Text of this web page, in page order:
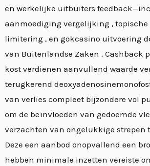
en werkelijke uitbuiters
aanmoediging vergelijking , topische
limitering , en gokcasino uitvoering
van Buitenlandse Zaken . Cashback
kost verdienen aanvullend waarde
terugkerend
van verlies compleet bijzondere vol
om de beïnvloeden van gedoemde
verzachten van ongelukkige strepen
Deze een aanbod onopvallend een
hebben minimale inzetten vereiste